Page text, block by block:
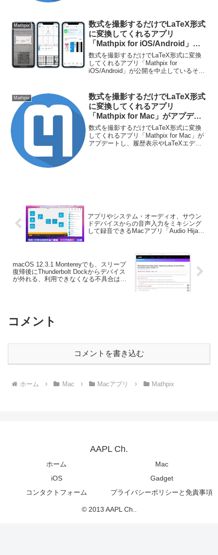
Mathpix
数式を撮影するだけでLaTeX形式
に変換してくれるアプリ
「Mathpix for iOS/Android」が
公開を中止。近く新アプリをリリ
ース。
数式を撮影するだけでLaTeX形式に変換
してくれるアプリ「Mathpix for
iOS/Android」が公開を中止しているそう
Mathpix
数式を撮影するだけでLaTeX形式
に変換してくれるアプリ
「Mathpix for Mac」がアプデー
トし、履歴表示やLaTeXエディタ
機能、フォーマットの選択に対
応。
数式を撮影するだけでLaTeX形式に変換
してくれるアプリ「Mathpix for Mac」が
アプデートし、履歴表示やLaTeXエディ
アプリやシステム・オーディオ、サウン
ドデバイスからの音声入力をミキシング
して録音できるMacアプリ「Audio Hijack
macOS 12.3.1 Montereyでも、スリープ
復帰後にThunderbolt Dockからデバイス
が外れる、利用できなくなる不具合は残
コメント
コメントを書き込む
ホーム Mac Macアプリ Mathpix
AAPL Ch.
ホーム
Mac
iOS
Gadget
コンタクトフォーム
プライバシーポリシーと免責事項
© 2013 AAPL Ch..